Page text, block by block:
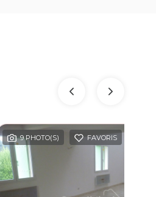
9 PHOTO(S) FAVORIS